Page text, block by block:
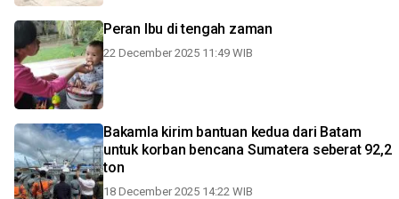
Peran Ibu di tengah zaman
22 December 2025 11:49 WIB
Bakamla kirim bantuan kedua dari Batam
untuk korban bencana Sumatera seberat 92,2
ton
18 December 2025 14:22 WIB